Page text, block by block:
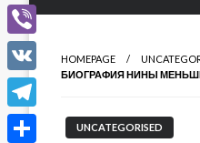
HOMEPAGE
БИОГРАФИЯ НИНЫ
UNCATEGORISED
WhatsApp
Viber
VK
Telegram